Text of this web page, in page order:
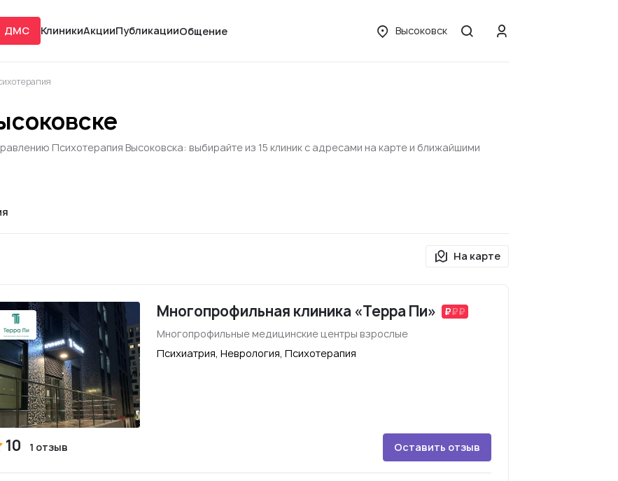
ДМС КлиникиАкцииПубликацииОбщение Высоковск
Психотерапия Высоковска: выбирайте из 15 клиник с адресами на карте и ближайшими
На карте
Многопрофильная клиника «Терра Пи»
Многопрофильные медицинские центры взрослые
Психиатрия, Неврология, Психотерапия
10 1 отзыв Оставить отзыв